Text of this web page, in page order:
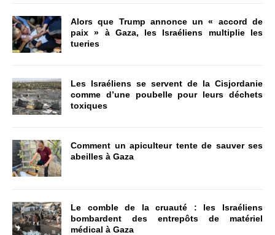
Alors que Trump annonce un « accord de
paix » à Gaza, les Israéliens multiplie les
tueries
Les Israéliens se servent de la Cisjordanie
comme d’une poubelle pour leurs déchets
toxiques
Comment un apiculteur tente de sauver ses
abeilles à Gaza
Le comble de la cruauté : les Israéliens
bombardent des entrepôts de matériel
médical à Gaza